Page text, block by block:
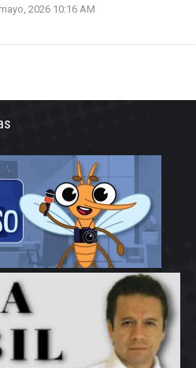
2026 10:16 AM